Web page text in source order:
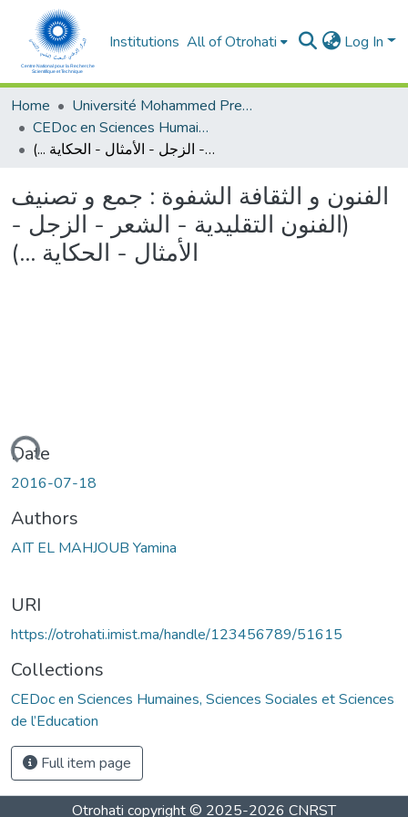
Institutions All of Otrohati Log In
Home
Université Mohammed Premier - Oujda
CEDoc en Sciences Humaines, Sciences Sociales et Sciences de l’Education
الفنون و الثقافة الشفوة : جمع و تصنيف (الفنون التقليدية - الشعر - الزجل - الأمثال - الحكاية ...)
الفنون و الثقافة الشفوة : جمع و تصنيف
(الفنون التقليدية - الشعر - الزجل -
الأمثال - الحكاية ...)
Date
2016-07-18
Authors
AIT EL MAHJOUB Yamina
URI
https://otrohati.imist.ma/handle/123456789/51615
Collections
CEDoc en Sciences Humaines, Sciences Sociales et Sciences
de l’Education
Full item page
Otrohati copyright © 2025-2026 CNRST